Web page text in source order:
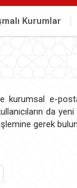
Kurumlar
kurumsal e-
da
gerek